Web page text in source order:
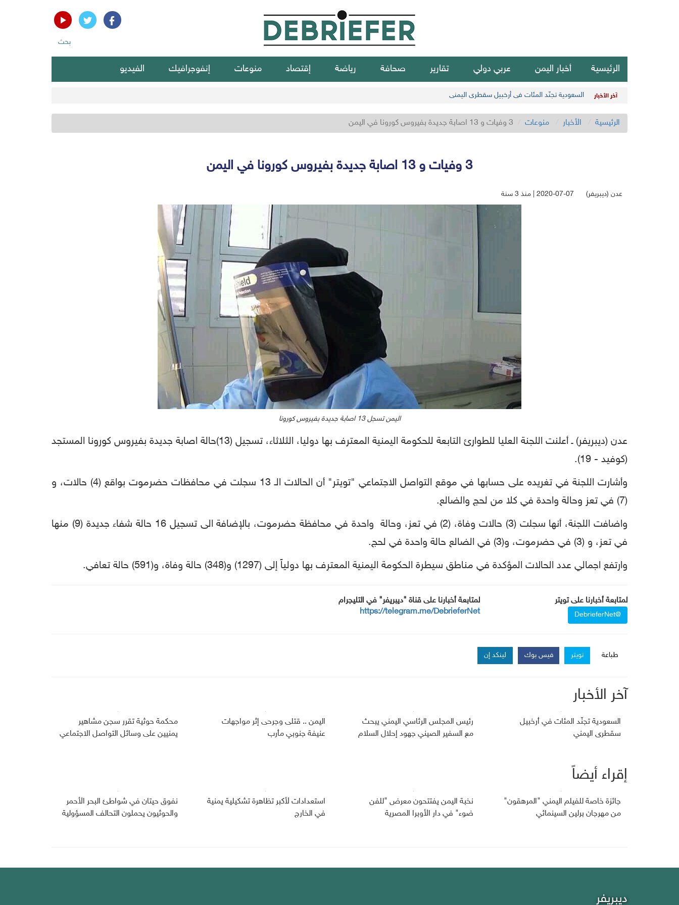
بحث
الرئيسية أخبار اليمن عربي دولي تقارير صحافة رياضة إقتصاد منوعات إنفوجرافيك الفيديو
آخر الأخبار السعودية تجنّد المئات في أرخبيل سقطرى اليمني
الرئيسية الأخبار منوعات 3 وفيات و 13 اصابة جديدة بفيروس كورونا في اليمن
3 وفيات و 13 اصابة جديدة بفيروس كورونا في اليمن
عدن (ديبريفر) 2020-07-07 | منذ 3 سنة
اليمن تسجل 13 اصابة جديدة بفيروس كورونا
عدن (ديبريفر) ـ أعلنت اللجنة العليا للطوارئ التابعة للحكومة اليمنية المعترف بها دوليا، الثلاثاء، تسجيل (13)حالة اصابة جديدة بفيروس كورونا المستجد
(كوفيد - 19).
وأشارت اللجنة في تغريده على حسابها في موقع التواصل الاجتماعي "تويتر" أن الحالات الـ 13 سجلت في محافظات حضرموت بواقع (4) حالات، و
(7) في تعز وحالة واحدة في كلا من لحج والضالع.
واضافت اللجنة، أنها سجلت (3) حالات وفاة، (2) في تعز، وحالة واحدة في محافظة حضرموت، بالإضافة الى تسجيل 16 حالة شفاء جديدة (9) منها
في تعز، و (3) في حضرموت، و(3) في الضالع حالة واحدة في لحج.
وارتفع اجمالي عدد الحالات المؤكدة في مناطق سيطرة الحكومة اليمنية المعترف بها دولياً إلى (1297) و(348) حالة وفاة، و(591) حالة تعافي.
لمتابعة أخبارنا على تويتر
@DebrieferNet
لمتابعة أخبارنا على قناة "ديبريفر" في التليجرام
https://telegram.me/DebrieferNet
طباعة تويتر فيس بوك لينكد إن
آخر الأخبار
السعودية تجنّد المئات في أرخبيل
سقطرى اليمني
رئيس المجلس الرئاسي اليمني يبحث
مع السفير الصيني جهود إحلال السلام
اليمن .. قتلى وجرحى إثر مواجهات
عنيفة جنوبي مأرب
محكمة حوثية تقرر سجن مشاهير
يمنيين على وسائل التواصل الاجتماعي
إقراء أيضاً
جائزة خاصة للفيلم اليمني "المرهقون"
من مهرجان برلين السينمائي
نخبة اليمن يفتتحون معرض "للفن
ضوء" في دار الأوبرا المصرية
استعدادات لأكبر تظاهرة تشكيلية يمنية
في الخارج
نفوق حيتان في شواطئ البحر الأحمر
والحوثيون يحملون التحالف المسؤولية
ديبريفر